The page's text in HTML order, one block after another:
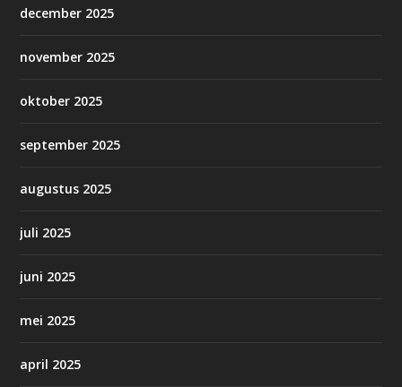
december 2025
november 2025
oktober 2025
september 2025
augustus 2025
juli 2025
juni 2025
mei 2025
april 2025